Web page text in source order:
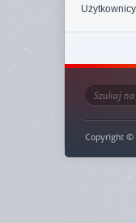
Copyright ©